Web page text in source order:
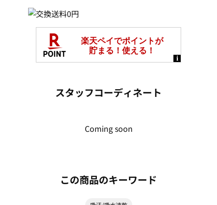
スタッフコーディネート
Coming soon
この商品のキーワード